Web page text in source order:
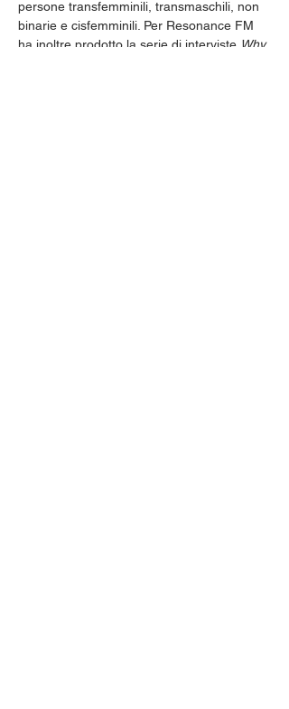
persone transfemminili, transmaschili, non
binarie e cisfemminili. Per Resonance FM
ha inoltre prodotto la serie di interviste Why